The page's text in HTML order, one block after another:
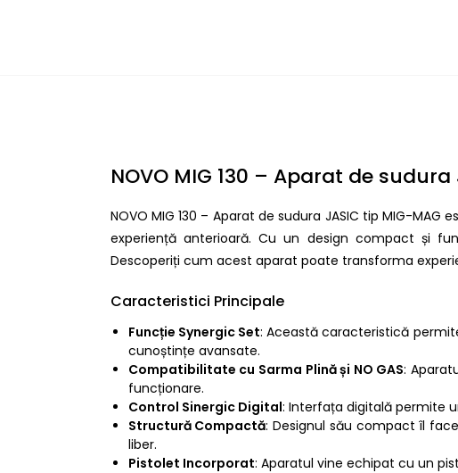
NOVO MIG 130 – Aparat de sudura
NOVO MIG 130 – Aparat de sudura JASIC tip MIG-
experiență anterioară. Cu un design compact și
Descoperiți cum acest aparat poate transforma
Caracteristici Principale
Funcție Synergic Set: Această caracteristică
cunoștințe avansate.
Compatibilitate cu Sarma Plină și NO GAS:
funcționare.
Control Sinergic Digital: Interfața digitală permite
Structură Compactă: Designul său compact îl
liber.
Pistolet Incorporat: Aparatul vine echipat cu un